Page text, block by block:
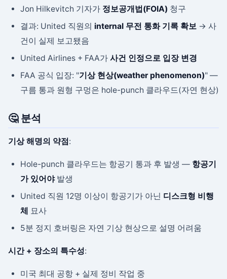
Jon Hilkevitch 기자가 정보공개법(FOIA) 청구
결과: United 직원의 internal 무전 통화 기록 확보 → 사
건이 실제 보고됐음
United Airlines + FAA가 사건 인정으로 입장 변경
FAA 공식 입장: "기상 현상(weather phenomenon)" —
구름 통과 원형 구멍은 hole-punch 클라우드(자연 현상)
🤔 분석
기상 해명의 약점:
Hole-punch 클라우드는 항공기 통과 후 발생 — 항공기
가 있어야발생
United 직원 12명 이상이 항공기가 아닌 디스크형 비행
체 묘사
5분 정지 호버링은 자연 기상 현상으로 설명 어려움
시간 + 장소의 특수성:
미국 최대 공항 + 실제 정비 작업 중